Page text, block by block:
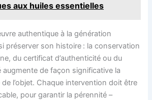
aux huiles essentielles
authentique à la génération
préserver son histoire : la conservation
du certificat d’authenticité ou du
augmente de façon significative la
l’objet. Chaque intervention doit être
pour garantir la pérennité –